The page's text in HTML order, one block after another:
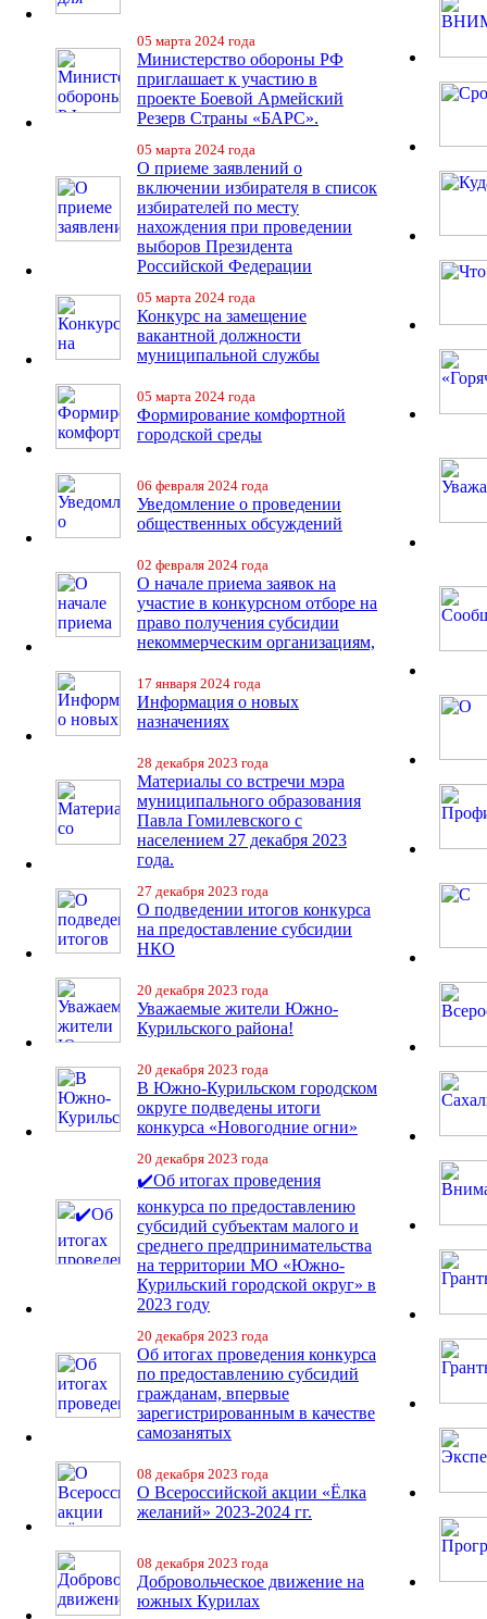
05 марта 2024 года
Министерство обороны РФ
приглашает к участию в
проекте Боевой Армейский
Резерв Страны «БАРС».
05 марта 2024 года
О приеме заявлений о
включении избирателя в список
избирателей по месту
нахождения при проведении
выборов Президента
Российской Федерации
05 марта 2024 года
Конкурс на замещение
вакантной должности
муниципальной службы
05 марта 2024 года
Формирование комфортной
городской среды
06 февраля 2024 года
Уведомление о проведении
общественных обсуждений
02 февраля 2024 года
О начале приема заявок на
участие в конкурсном отборе на
право получения субсидии
некоммерческим организациям,
17 января 2024 года
Информация о новых
назначениях
28 декабря 2023 года
Материалы со встречи мэра
муниципального образования
Павла Гомилевского с
населением 27 декабря 2023
года.
27 декабря 2023 года
О подведении итогов конкурса
на предоставление субсидии
НКО
20 декабря 2023 года
Уважаемые жители Южно-
Курильского района!
20 декабря 2023 года
В Южно-Курильском городском
округе подведены итоги
конкурса «Новогодние огни»
20 декабря 2023 года
✔️Об итогах проведения
конкурса по предоставлению
субсидий субъектам малого и
среднего предпринимательства
на территории МО «Южно-
Курильский городской округ» в
2023 году
20 декабря 2023 года
Об итогах проведения конкурса
по предоставлению субсидий
гражданам, впервые
зарегистрированным в качестве
самозанятых
08 декабря 2023 года
О Всероссийской акции «Ёлка
желаний» 2023-2024 гг.
08 декабря 2023 года
Добровольческое движение на
южных Курилах